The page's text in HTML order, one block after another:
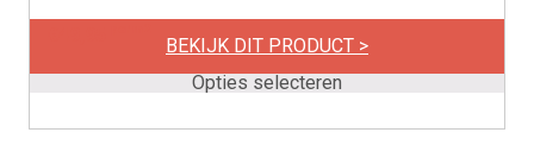
BEKIJK DIT PRODUCT >
Opties selecteren
Deze
kan